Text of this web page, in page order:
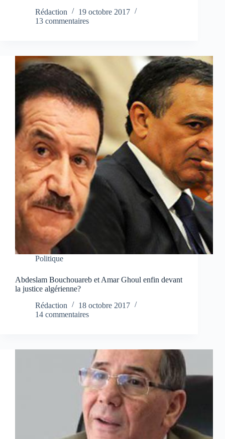
Rédaction
19 octobre 2017
13 commentaires
Politique
Abdeslam Bouchouareb et Amar Ghoul enfin devant
la justice algérienne?
Rédaction
18 octobre 2017
14 commentaires